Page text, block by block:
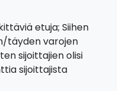
etuja; Siihen
täyden varojen
sijoittajien olisi
sijoittajista